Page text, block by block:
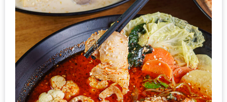
โชค
ดี
กับ
น้า
อ้วน
ครั้ง
ที่